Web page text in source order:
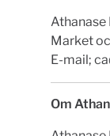
Athanase
Market
E-mail;
Om